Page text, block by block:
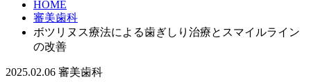
HOME
審美歯科
ボツリヌス療法による歯ぎしり治療とスマイルライン
の改善
2025.02.06 審美歯科